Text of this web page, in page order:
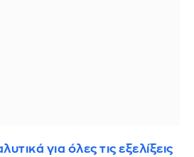
για όλες τις εξελίξεις